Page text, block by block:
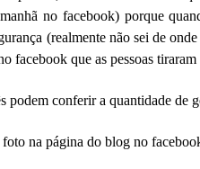
no facebook) porque
(realmente não sei de
facebook que as pessoas
podem conferir a quantidade de
na página do blog no